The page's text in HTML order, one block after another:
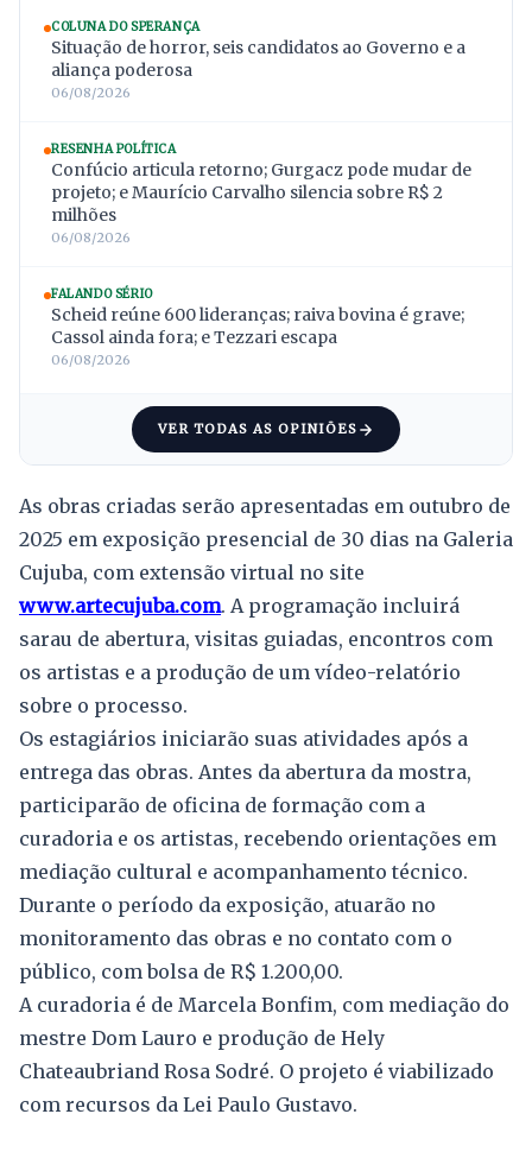
COLUNA DO SPERANÇA
Situação de horror, seis candidatos ao Governo e a
aliança poderosa
06/08/2026
RESENHA POLÍTICA
Confúcio articula retorno; Gurgacz pode mudar de
projeto; e Maurício Carvalho silencia sobre R$ 2
milhões
06/08/2026
FALANDO SÉRIO
Scheid reúne 600 lideranças; raiva bovina é grave;
Cassol ainda fora; e Tezzari escapa
06/08/2026
VER TODAS AS OPINIÕES
As obras criadas serão apresentadas em outubro de
2025 em exposição presencial de 30 dias na Galeria
Cujuba, com extensão virtual no site
www.artecujuba.com. A programação incluirá
sarau de abertura, visitas guiadas, encontros com
os artistas e a produção de um vídeo-relatório
sobre o processo.
Os estagiários iniciarão suas atividades após a
entrega das obras. Antes da abertura da mostra,
participarão de oficina de formação com a
curadoria e os artistas, recebendo orientações em
mediação cultural e acompanhamento técnico.
Durante o período da exposição, atuarão no
monitoramento das obras e no contato com o
público, com bolsa de R$ 1.200,00.
A curadoria é de Marcela Bonfim, com mediação do
mestre Dom Lauro e produção de Hely
Chateaubriand Rosa Sodré. O projeto é viabilizado
com recursos da Lei Paulo Gustavo.